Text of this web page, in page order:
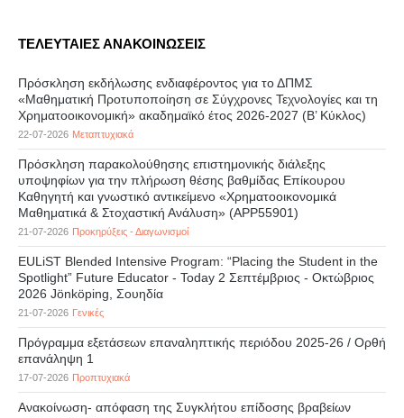
ΤΕΛΕΥΤΑΙΕΣ ΑΝΑΚΟΙΝΩΣΕΙΣ
Πρόσκληση εκδήλωσης ενδιαφέροντος για το ΔΠΜΣ
«Μαθηματική Προτυποποίηση σε Σύγχρονες Τεχνολογίες και τη
Χρηματοοικονομική» ακαδημαϊκό έτος 2026-2027 (B’ Kύκλος)
22-07-2026 Μεταπτυχιακά
Πρόσκληση παρακολούθησης επιστημονικής διάλεξης
υποψηφίων για την πλήρωση θέσης βαθμίδας Επίκουρου
Καθηγητή και γνωστικό αντικείμενο «Χρηματοοικονομικά
Μαθηματικά & Στοχαστική Ανάλυση» (APP55901)
21-07-2026 Προκηρύξεις - Διαγωνισμοί
EULiST Blended Intensive Program: “Placing the Student in the
Spotlight” Future Educator - Today 2 Σεπτέμβριος - Οκτώβριος
2026 Jönköping, Σουηδία
21-07-2026 Γενικές
Πρόγραμμα εξετάσεων επαναληπτικής περιόδου 2025-26 / Ορθή
επανάληψη 1
17-07-2026 Προπτυχιακά
Ανακοίνωση- απόφαση της Συγκλήτου επίδοσης βραβείων